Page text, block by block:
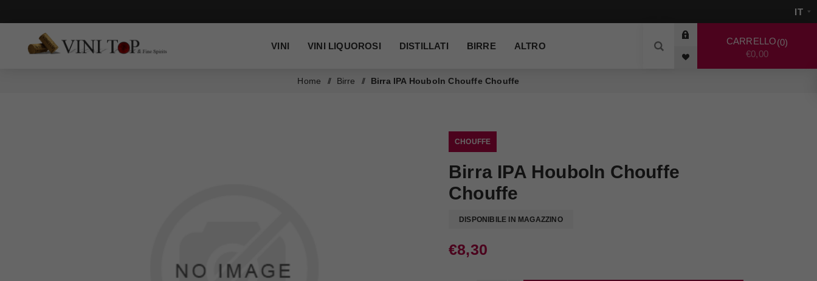
VINI VINI LIQUOROSI DISTILLATI BIRRE ALTRO CARRELLO 0
€0,00
Home / Birre / Birra IPA Houboln Chouffe Chouffe
CHOUFFE
Birra IPA Houboln Chouffe
Chouffe
DISPONIBILE IN MAGAZZINO
€8,30